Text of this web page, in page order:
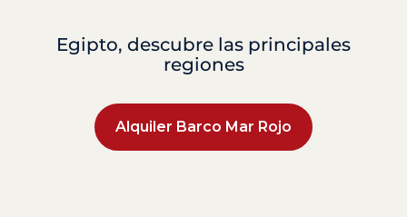
Egipto, descubre las principales
regiones
Alquiler Barco Mar Rojo